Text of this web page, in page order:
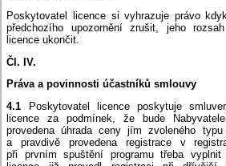
Poskytovatel licence si vyhrazuje právo
předchozího upozornění zrušit, jeho
licence ukončit.
Čl. IV.
Práva a povinnosti účastníků smlouvy
4.1 Poskytovatel licence poskytuje
licence za podmínek, že bude
provedena úhrada ceny jím zvoleného
a pravdivě provedena registrace v
při prvním spuštění programu třeba